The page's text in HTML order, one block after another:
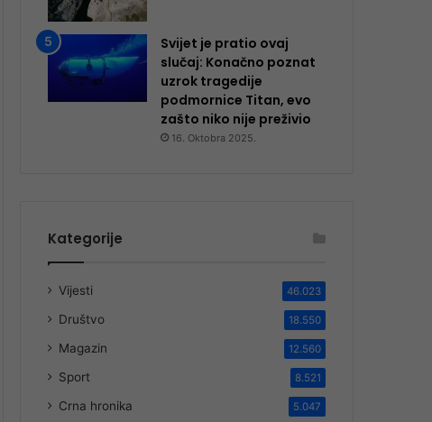
Svijet je pratio ovaj
slučaj: Konačno poznat
uzrok tragedije
podmornice Titan, evo
zašto niko nije preživio
16. Oktobra 2025.
Kategorije
Vijesti 46.023
Društvo 18.550
Magazin 12.560
Sport 8.521
Crna hronika 5.047